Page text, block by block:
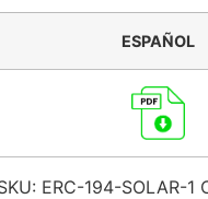
ESPAÑOL
ERC-194-SOLAR-1